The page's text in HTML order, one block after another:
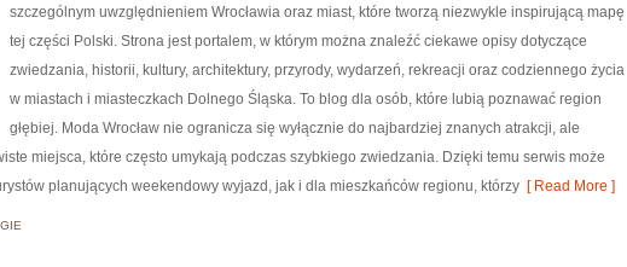
szczególnym uwzględnieniem Wrocławia oraz miast, które tworzą niezwykle inspirującą mapę
tej części Polski. Strona jest portalem, w którym można znaleźć ciekawe opisy dotyczące
zwiedzania, historii, kultury, architektury, przyrody, wydarzeń, rekreacji oraz codziennego życia
w miastach i miasteczkach Dolnego Śląska. To blog dla osób, które lubią poznawać region
głębiej. Moda Wrocław nie ogranicza się wyłącznie do najbardziej znanych atrakcji, ale
miejsca, które często umykają podczas szybkiego zwiedzania. Dzięki temu serwis może
planujących weekendowy wyjazd, jak i dla mieszkańców regionu, którzy [ Read More ]